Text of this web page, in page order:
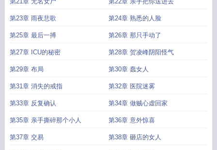
第23章 雨夜悲歌 第24章 熟悉的人脸
第25章 最后一搏 第26章 那只手动了
第27章 ICU的秘密 第28章 贺凌峰阴阳怪气
第29章 布局 第30章 蠢女人
第31章 消失的戒指 第32章 医院迷雾
第33章 反复确认 第34章 做贼心虚回家
第35章 亲手撕碎那个小人 第36章 意外惊喜
第37章 交易 第38章 砸店的女人